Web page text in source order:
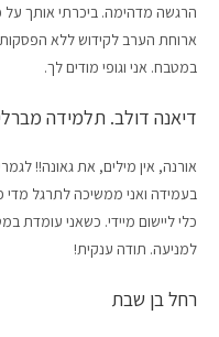
הרגשה מדהימה. ביכרתי אותך על
ארוחת הערב לקידוש ללא
במטבח. אני וגופי מודים לך.
דיאנה דולב. תלמידה
אורנה, אין מילים, את גאונה!!
בעמידה ואני ממשיכה לתרגל מדי
כלי ליישום מיידי. כשאני
למניעה. תודה ענקית!
רחל בן שבת